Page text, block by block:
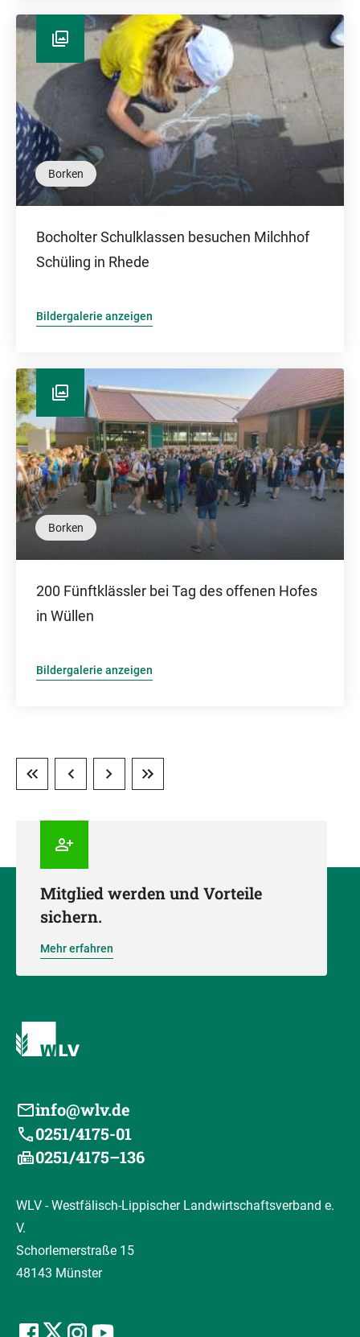
Borken
Bocholter Schulklassen besuchen Milchhof
Schüling in Rhede
Bildergalerie anzeigen
Borken
200 Fünftklässler bei Tag des offenen Hofes
in Wüllen
Bildergalerie anzeigen
Mitglied werden und Vorteile
sichern.
Mehr erfahren
info@wlv.de
0251/4175-01
0251/4175–136
WLV - Westfälisch-Lippischer Landwirtschaftsverband e.
V.
Schorlemerstraße 15
48143 Münster